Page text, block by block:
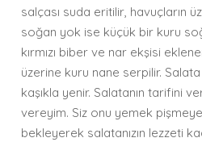
salçası suda eritilir, havuçların
soğan yok ise küçük bir kuru
kırmızı biber ve nar ekşisi
üzerine kuru nane serpilir.
kaşıkla yenir. Salatanın tarifini
vereyim. Siz onu yemek pişmeye
bekleyerek salatanızın lezzeti